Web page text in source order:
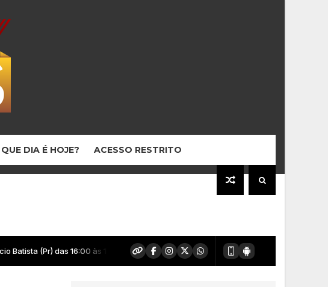
QUE DIA É HOJE? ACESSO RESTRITO